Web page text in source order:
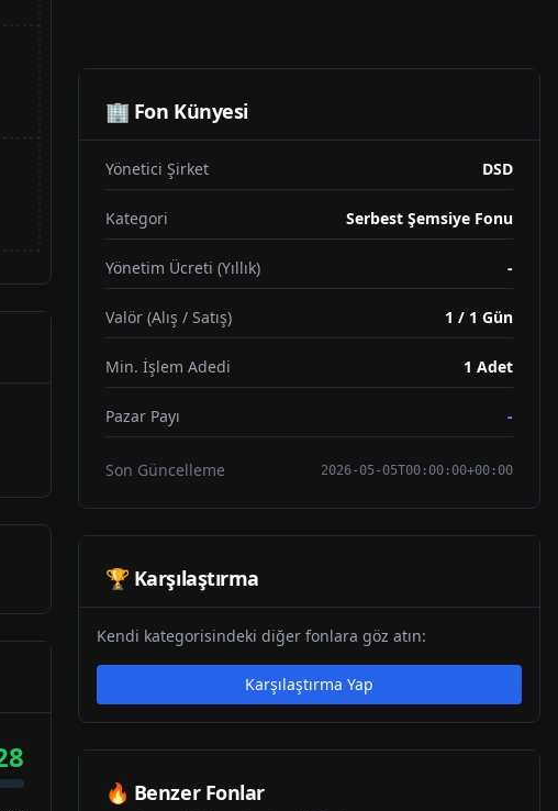
🏢 Fon Künyesi
Yönetici Şirket DSD
Kategori Serbest Şemsiye Fonu
Yönetim Ücreti (Yıllık) -
Valör (Alış / Satış) 1 / 1 Gün
Min. İşlem Adedi 1 Adet
Pazar Payı -
Son Güncelleme 2026-05-05T00:00:00+00:00
🏆 Karşılaştırma
Kendi kategorisindeki diğer fonlara göz atın:
Karşılaştırma Yap
🔥 Benzer Fonlar